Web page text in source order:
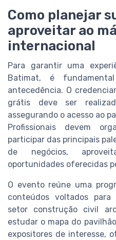
Como planejar
aproveitar ao
internacional
Para garantir uma
Batimat, é
antecedência. O
grátis deve ser
assegurando o acesso ao
Profissionais devem
participar das principais
de negócios,
oportunidades oferecidas
O evento reúne uma
conteúdos voltados
setor construção civil
estudar o mapa do
expositores de interesse,